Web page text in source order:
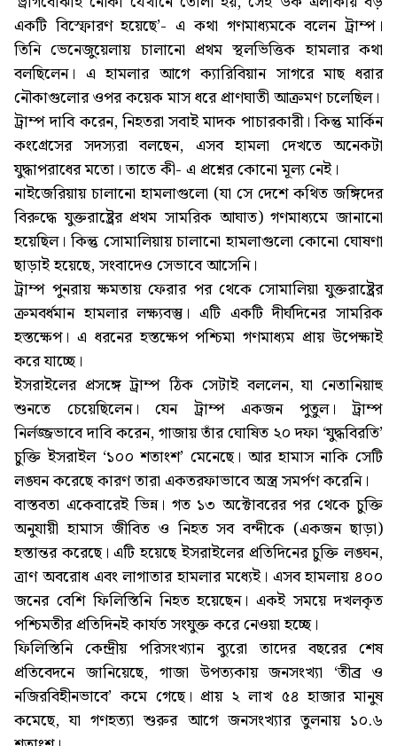
একটি বিস্ফোরণ হয়েছে’- এ কথা গণমাধ্যমকে বলেন ট্রাম্প।
তিনি ভেনেজুয়েলায় চালানো প্রথম স্থলভিত্তিক হামলার কথা
বলছিলেন। এ হামলার আগে ক্যারিবিয়ান সাগরে মাছ ধরার
নৌকাগুলোর ওপর কয়েক মাস ধরে প্রাণঘাতী আক্রমণ চলেছিল।
ট্রাম্প দাবি করেন, নিহতরা সবাই মাদক পাচারকারী। কিন্তু মার্কিন
কংগ্রেসের সদস্যরা বলছেন, এসব হামলা দেখতে অনেকটা
যুদ্ধাপরাধের মতো। তাতে কী- এ প্রশ্নের কোনো মূল্য নেই।
নাইজেরিয়ায় চালানো হামলাগুলো (যা সে দেশে কথিত জঙ্গিদের
বিরুদ্ধে যুক্তরাষ্ট্রের প্রথম সামরিক আঘাত) গণমাধ্যমে জানানো
হয়েছিল। কিন্তু সোমালিয়ায় চালানো হামলাগুলো কোনো ঘোষণা
ছাড়াই হয়েছে, সংবাদেও সেভাবে আসেনি।
ট্রাম্প পুনরায় ক্ষমতায় ফেরার পর থেকে সোমালিয়া যুক্তরাষ্ট্রের
ক্রমবর্ধমান হামলার লক্ষ্যবস্তু। এটি একটি দীর্ঘদিনের সামরিক
হস্তক্ষেপ। এ ধরনের হস্তক্ষেপ পশ্চিমা গণমাধ্যম প্রায় উপেক্ষাই
করে যাচ্ছে।
ইসরাইলের প্রসঙ্গে ট্রাম্প ঠিক সেটাই বললেন, যা নেতানিয়াহু
শুনতে চেয়েছিলেন। যেন ট্রাম্প একজন পুতুল। ট্রাম্প
নির্লজ্জভাবে দাবি করেন, গাজায় তাঁর ঘোষিত ২০ দফা ‘যুদ্ধবিরতি’
চুক্তি ইসরাইল ‘১০০ শতাংশ’ মেনেছে। আর হামাস নাকি সেটি
লঙ্ঘন করেছে কারণ তারা একতরফাভাবে অস্ত্র সমর্পণ করেনি।
বাস্তবতা একেবারেই ভিন্ন। গত ১৩ অক্টোবরের পর থেকে চুক্তি
অনুযায়ী হামাস জীবিত ও নিহত সব বন্দীকে (একজন ছাড়া)
হস্তান্তর করেছে। এটি হয়েছে ইসরাইলের প্রতিদিনের চুক্তি লঙ্ঘন,
ত্রাণ অবরোধ এবং লাগাতার হামলার মধ্যেই। এসব হামলায় ৪০০
জনের বেশি ফিলিস্তিনি নিহত হয়েছেন। একই সময়ে দখলকৃত
পশ্চিমতীর প্রতিদিনই কার্যত সংযুক্ত করে নেওয়া হচ্ছে।
ফিলিস্তিনি কেন্দ্রীয় পরিসংখ্যান ব্যুরো তাদের বছরের শেষ
প্রতিবেদনে জানিয়েছে, গাজা উপত্যকায় জনসংখ্যা ‘তীব্র ও
নজিরবিহীনভাবে’ কমে গেছে। প্রায় ২ লাখ ৫৪ হাজার মানুষ
কমেছে, যা গণহত্যা শুরুর আগে জনসংখ্যার তুলনায় ১০.৬